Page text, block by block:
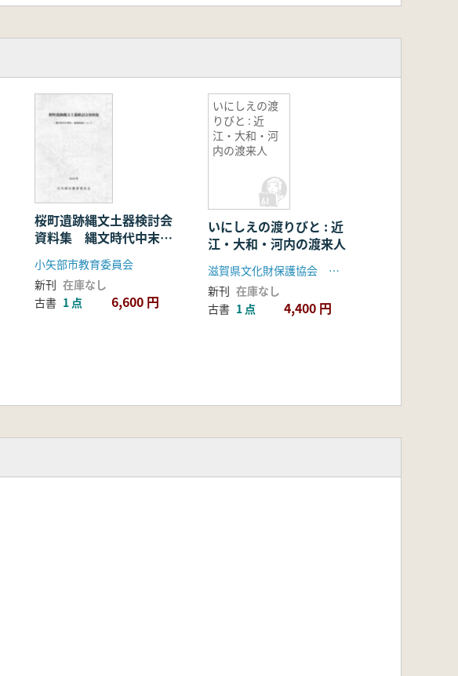
桜町遺跡縄文土器検討会
資料集 縄文時代中末
期・後期初頭について
小矢部市教育委員会
新刊 在庫なし
古書 1 点 6,600 円
いにしえの渡
りびと : 近
江・大和・河
内の渡来人
いにしえの渡りびと : 近
江・大和・河内の渡来人
滋賀県文化財保護協会 安土城考古博物館
新刊 在庫なし
古書 1 点 4,400 円